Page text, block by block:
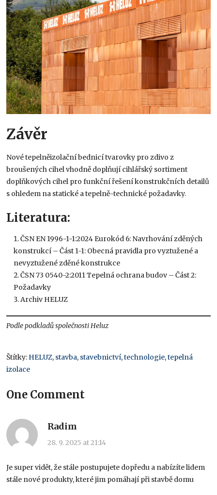
Závěr
Nové tepelněizolační bednicí tvarovky pro zdivo z
broušených cihel vhodně doplňují cihlářský sortiment
doplňkových cihel pro funkční řešení konstrukčních detailů
s ohledem na statické a tepelně-technické požadavky.
Literatura:
ČSN EN 1996-1-1:2024 Eurokód 6: Navrhování zděných
konstrukcí – Část 1-1: Obecná pravidla pro vyztužené a
nevyztužené zděné konstrukce
ČSN 73 0540-2:2011 Tepelná ochrana budov – Část 2:
Požadavky
Archiv HELUZ
Podle podkladů společnosti Heluz
Štítky: HELUZ, stavba, stavebnictví,technologie,tepelná
izolace
One Comment
Radim
28. 9. 2025 at 21:14
Je super vidět, že stále postupujete dopředu a nabízíte lidem
stále nové produkty, které jim pomáhají při stavbě domu